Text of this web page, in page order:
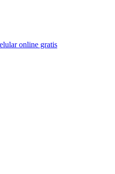
online gratis